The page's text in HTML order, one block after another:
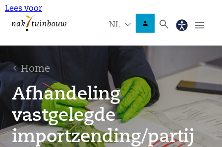
Lees voor
NL
Home
Afhandeling
vastgelegde
importzending/partij